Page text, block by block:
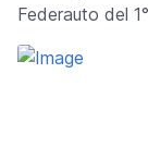
Federauto del